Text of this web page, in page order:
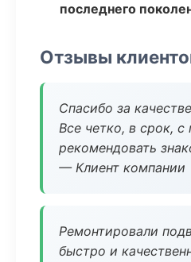
последнего
Отзывы
Спасибо за
Все четко, в срок, с
рекомендовать
— Клиент компании
Ремонтировали
быстро и